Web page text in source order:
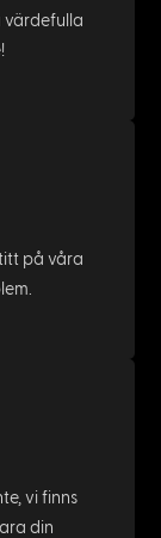
värdefulla
på våra
vi finns
din